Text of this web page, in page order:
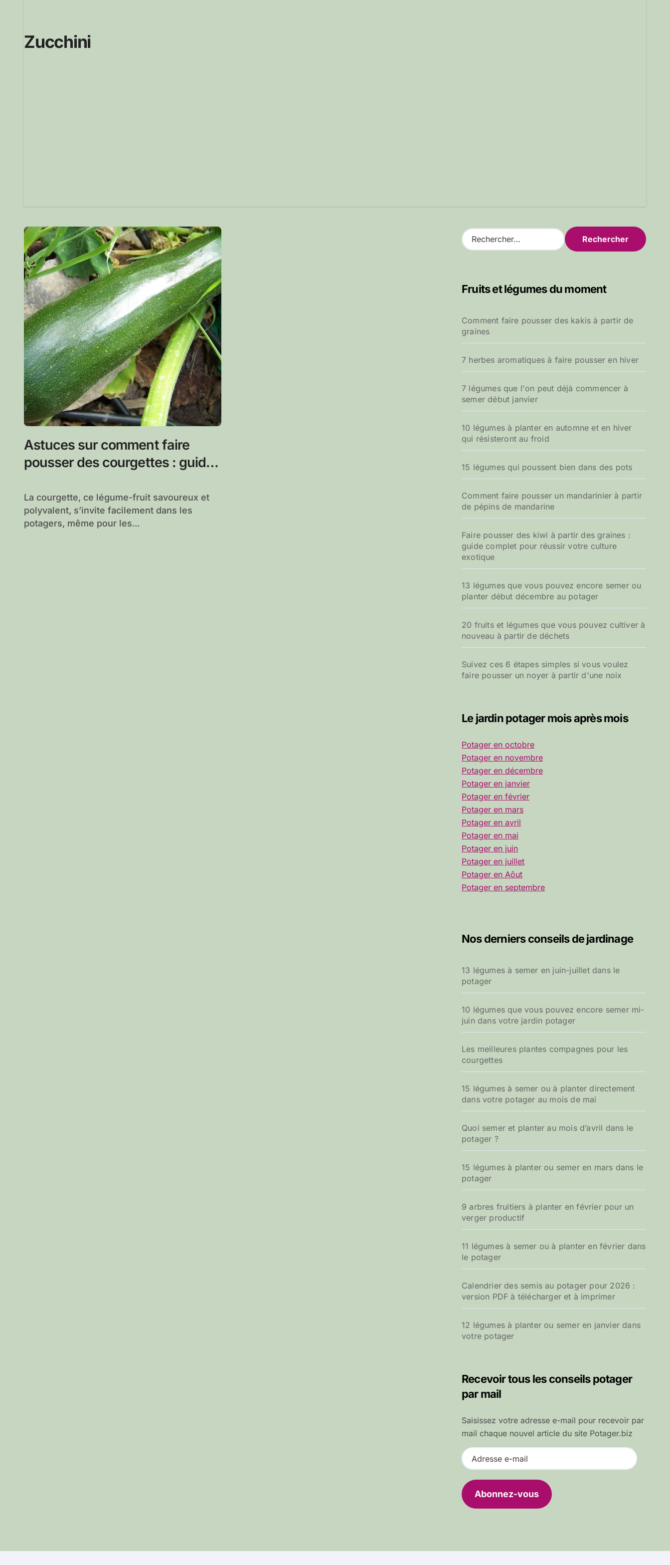
Zucchini
Astuces sur comment faire
pousser des courgettes : guide
productif
La courgette, ce légume-fruit savoureux et
polyvalent, s’invite facilement dans les
potagers, même pour les...
R
e
r
e
r
Fruits et légumes du moment
Comment faire pousser des kakis à partir de
graines
7 herbes aromatiques à faire pousser en hiver
7 légumes que l'on peut déjà commencer à
semer début janvier
10 légumes à planter en automne et en hiver
qui résisteront au froid
15 légumes qui poussent bien dans des pots
Comment faire pousser un mandarinier à partir
de pépins de mandarine
Faire pousser des kiwi à partir des graines :
guide complet pour réussir votre culture
exotique
13 légumes que vous pouvez encore semer ou
planter début décembre au potager
20 fruits et légumes que vous pouvez cultiver à
nouveau à partir de déchets
Suivez ces 6 étapes simples si vous voulez
faire pousser un noyer à partir d'une noix
Le jardin potager mois après mois
Potager en octobre
Potager en novembre
Potager en décembre
Potager en janvier
Potager en février
Potager en mars
Potager en avril
Potager en mai
Potager en juin
Potager en juillet
Potager en Aôut
Potager en septembre
Nos derniers conseils de jardinage
13 légumes à semer en juin-juillet dans le
potager
10 légumes que vous pouvez encore semer mi-
juin dans votre jardin potager
Les meilleures plantes compagnes pour les
courgettes
15 légumes à semer ou à planter directement
dans votre potager au mois de mai
Quoi semer et planter au mois d’avril dans le
potager ?
15 légumes à planter ou semer en mars dans le
potager
9 arbres fruitiers à planter en février pour un
verger productif
11 légumes à semer ou à planter en février dans
le potager
Calendrier des semis au potager pour 2026 :
version PDF à télécharger et à imprimer
12 légumes à planter ou semer en janvier dans
votre potager
Recevoir tous les conseils potager
par mail
Saisissez votre adresse e-mail pour recevoir par
mail chaque nouvel article du site Potager.biz
A
d
e
s
Abonnez-vous